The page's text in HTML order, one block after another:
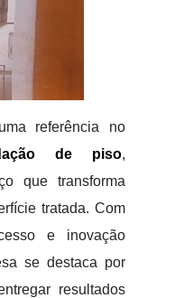
referência no
de piso,
que transforma
tratada. Com
e inovação
se destaca por
resultados